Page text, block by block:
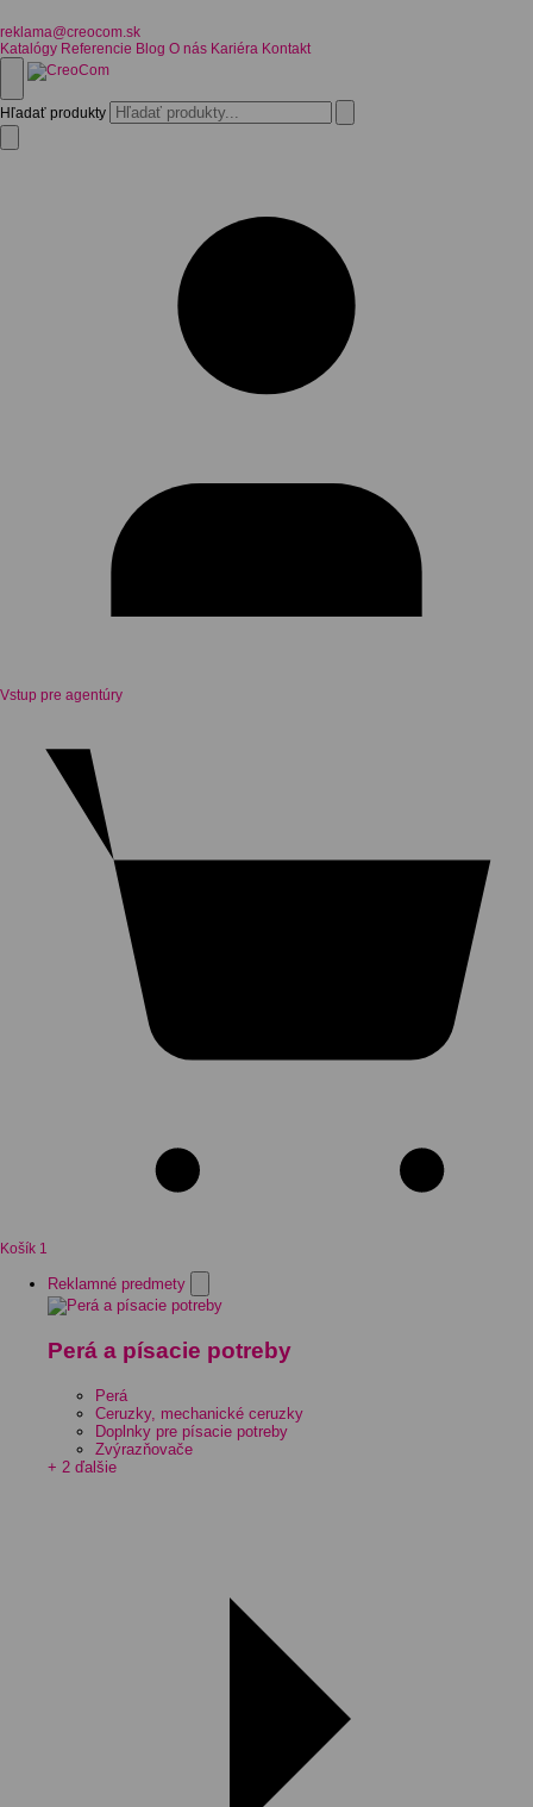
reklama@creocom.sk
Katalógy Referencie Blog O nás Kariéra Kontakt
Hľadať produkty
Vstup pre agentúry
Košík 1
Reklamné predmety
Perá a písacie potreby
Perá
Ceruzky, mechanické ceruzky
Doplnky pre písacie potreby
Zvýrazňovače
+ 2 ďalšie